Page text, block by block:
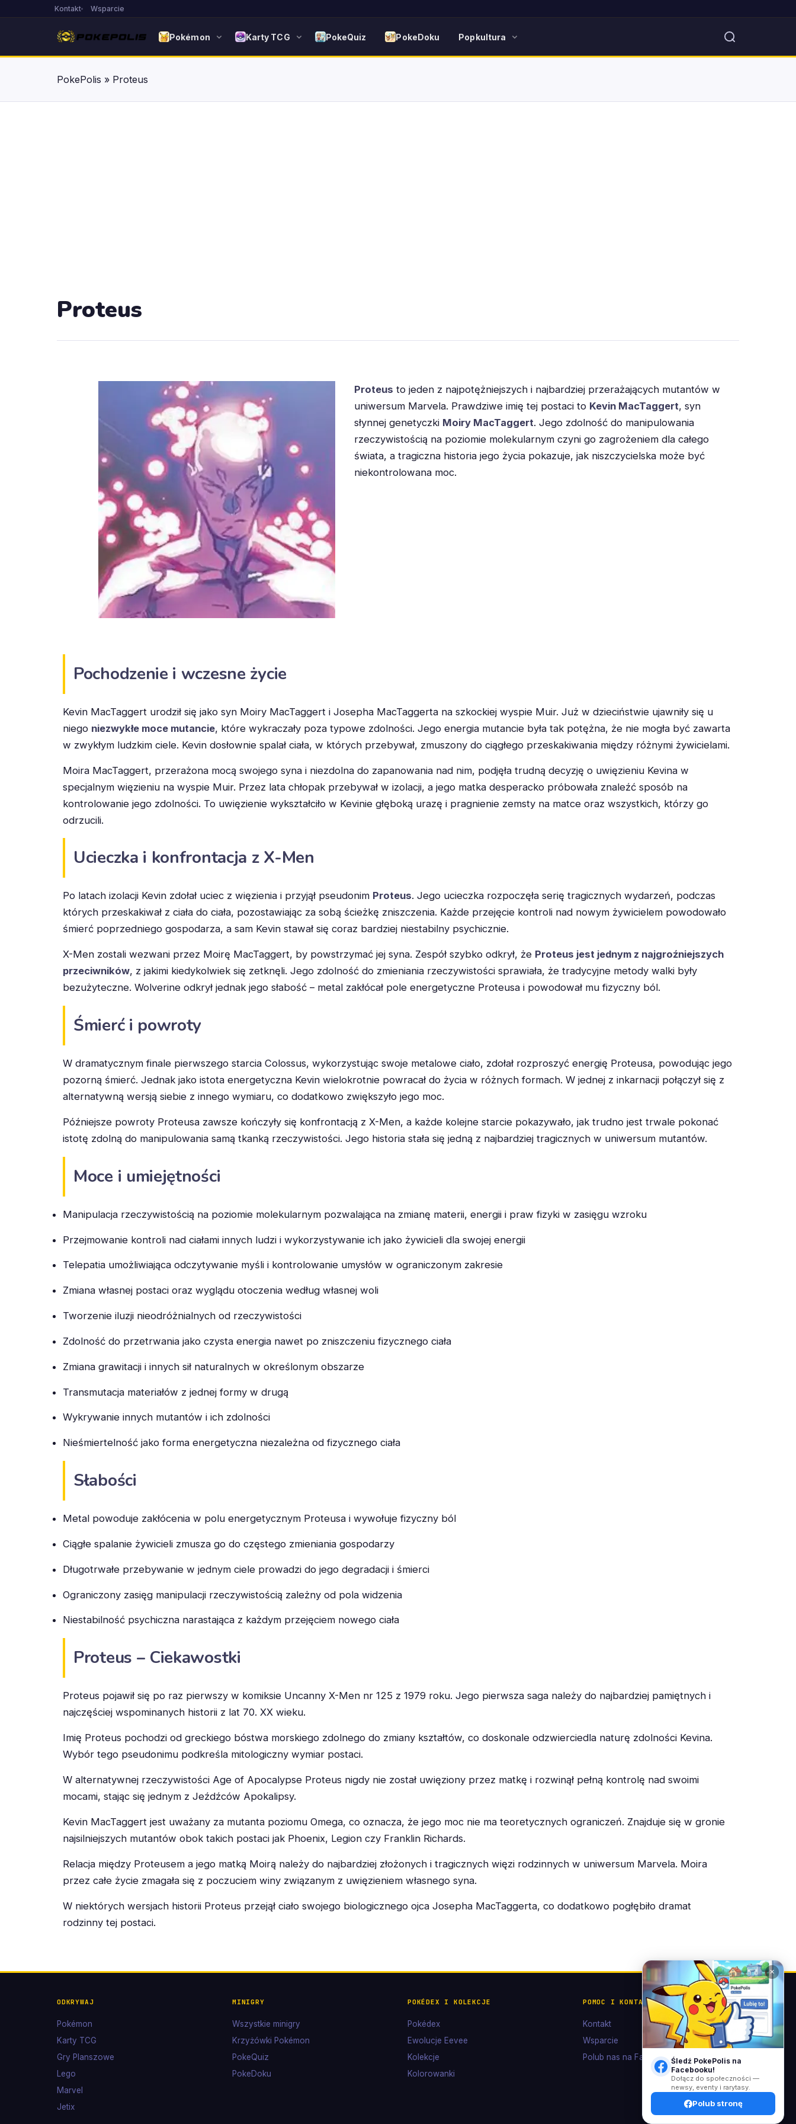
Kontakt Wsparcie
Pokémon Karty TCG PokeQuiz PokeDoku Popkultura
PokePolis » Proteus
Proteus
Proteus to jeden z najpotężniejszych i najbardziej przerażających mutantów w
uniwersum Marvela. Prawdziwe imię tej postaci to Kevin MacTaggert, syn
słynnej genetyczki Moiry MacTaggert. Jego zdolność do manipulowania
rzeczywistością na poziomie molekularnym czyni go zagrożeniem dla całego
świata, a tragiczna historia jego życia pokazuje, jak niszczycielska może być
niekontrolowana moc.
Pochodzenie i wczesne życie
Kevin MacTaggert urodził się jako syn Moiry MacTaggert i Josepha MacTaggerta na szkockiej wyspie Muir. Już w dzieciństwie ujawniły się u
niego niezwykłe moce mutancie, które wykraczały poza typowe zdolności. Jego energia mutancie była tak potężna, że nie mogła być zawarta
w zwykłym ludzkim ciele. Kevin dosłownie spalał ciała, w których przebywał, zmuszony do ciągłego przeskakiwania między różnymi żywicielami.
Moira MacTaggert, przerażona mocą swojego syna i niezdolna do zapanowania nad nim, podjęła trudną decyzję o uwięzieniu Kevina w
specjalnym więzieniu na wyspie Muir. Przez lata chłopak przebywał w izolacji, a jego matka desperacko próbowała znaleźć sposób na
kontrolowanie jego zdolności. To uwięzienie wykształciło w Kevinie głęboką urazę i pragnienie zemsty na matce oraz wszystkich, którzy go
odrzucili.
Ucieczka i konfrontacja z X-Men
Po latach izolacji Kevin zdołał uciec z więzienia i przyjął pseudonim Proteus. Jego ucieczka rozpoczęła serię tragicznych wydarzeń, podczas
których przeskakiwał z ciała do ciała, pozostawiając za sobą ścieżkę zniszczenia. Każde przejęcie kontroli nad nowym żywicielem powodowało
śmierć poprzedniego gospodarza, a sam Kevin stawał się coraz bardziej niestabilny psychicznie.
X-Men zostali wezwani przez Moirę MacTaggert, by powstrzymać jej syna. Zespół szybko odkrył, że Proteus jest jednym z najgroźniejszych
przeciwników, z jakimi kiedykolwiek się zetknęli. Jego zdolność do zmieniania rzeczywistości sprawiała, że tradycyjne metody walki były
bezużyteczne. Wolverine odkrył jednak jego słabość – metal zakłócał pole energetyczne Proteusa i powodował mu fizyczny ból.
Śmierć i powroty
W dramatycznym finale pierwszego starcia Colossus, wykorzystując swoje metalowe ciało, zdołał rozproszyć energię Proteusa, powodując jego
pozorną śmierć. Jednak jako istota energetyczna Kevin wielokrotnie powracał do życia w różnych formach. W jednej z inkarnacji połączył się z
alternatywną wersją siebie z innego wymiaru, co dodatkowo zwiększyło jego moc.
Późniejsze powroty Proteusa zawsze kończyły się konfrontacją z X-Men, a każde kolejne starcie pokazywało, jak trudno jest trwale pokonać
istotę zdolną do manipulowania samą tkanką rzeczywistości. Jego historia stała się jedną z najbardziej tragicznych w uniwersum mutantów.
Moce i umiejętności
Manipulacja rzeczywistością na poziomie molekularnym pozwalająca na zmianę materii, energii i praw fizyki w zasięgu wzroku
Przejmowanie kontroli nad ciałami innych ludzi i wykorzystywanie ich jako żywicieli dla swojej energii
Telepatia umożliwiająca odczytywanie myśli i kontrolowanie umysłów w ograniczonym zakresie
Zmiana własnej postaci oraz wyglądu otoczenia według własnej woli
Tworzenie iluzji nieodróżnialnych od rzeczywistości
Zdolność do przetrwania jako czysta energia nawet po zniszczeniu fizycznego ciała
Zmiana grawitacji i innych sił naturalnych w określonym obszarze
Transmutacja materiałów z jednej formy w drugą
Wykrywanie innych mutantów i ich zdolności
Nieśmiertelność jako forma energetyczna niezależna od fizycznego ciała
Słabości
Metal powoduje zakłócenia w polu energetycznym Proteusa i wywołuje fizyczny ból
Ciągłe spalanie żywicieli zmusza go do częstego zmieniania gospodarzy
Długotrwałe przebywanie w jednym ciele prowadzi do jego degradacji i śmierci
Ograniczony zasięg manipulacji rzeczywistością zależny od pola widzenia
Niestabilność psychiczna narastająca z każdym przejęciem nowego ciała
Proteus – Ciekawostki
Proteus pojawił się po raz pierwszy w komiksie Uncanny X-Men nr 125 z 1979 roku. Jego pierwsza saga należy do najbardziej pamiętnych i
najczęściej wspominanych historii z lat 70. XX wieku.
Imię Proteus pochodzi od greckiego bóstwa morskiego zdolnego do zmiany kształtów, co doskonale odzwierciedla naturę zdolności Kevina.
Wybór tego pseudonimu podkreśla mitologiczny wymiar postaci.
W alternatywnej rzeczywistości Age of Apocalypse Proteus nigdy nie został uwięziony przez matkę i rozwinął pełną kontrolę nad swoimi
mocami, stając się jednym z Jeźdźców Apokalipsy.
Kevin MacTaggert jest uważany za mutanta poziomu Omega, co oznacza, że jego moc nie ma teoretycznych ograniczeń. Znajduje się w gronie
najsilniejszych mutantów obok takich postaci jak Phoenix, Legion czy Franklin Richards.
Relacja między Proteusem a jego matką Moirą należy do najbardziej złożonych i tragicznych więzi rodzinnych w uniwersum Marvela. Moira
przez całe życie zmagała się z poczuciem winy związanym z uwięzieniem własnego syna.
W niektórych wersjach historii Proteus przejął ciało swojego biologicznego ojca Josepha MacTaggerta, co dodatkowo pogłębiło dramat
rodzinny tej postaci.
ODKRYWAJ
Pokémon
Karty TCG
Gry Planszowe
Lego
Marvel
Jetix
MINIGRY
Wszystkie minigry
Krzyżówki Pokémon
PokeQuiz
PokeDoku
POKÉDEX I KOLEKCJE
Pokédex
Ewolucje Eevee
Kolekcje
Kolorowanki
POMOC I KONTAKT
Kontakt
Wsparcie
Polub nas na Facebooku
✕
Śledź PokePolis na
Facebooku!
Dołącz do społeczności —
newsy, eventy i rarytasy.
Polub stronę